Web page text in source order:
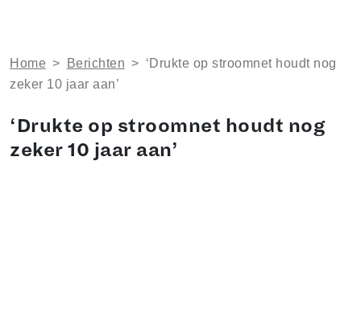
Home > Berichten > ‘Drukte op stroomnet houdt nog
zeker 10 jaar aan’
‘Drukte op stroomnet houdt nog
zeker 10 jaar aan’